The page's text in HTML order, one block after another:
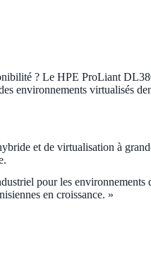
? Le HPE ProLiant
environnements virtualisés
et de virtualisation à
pour les
en croissance. »